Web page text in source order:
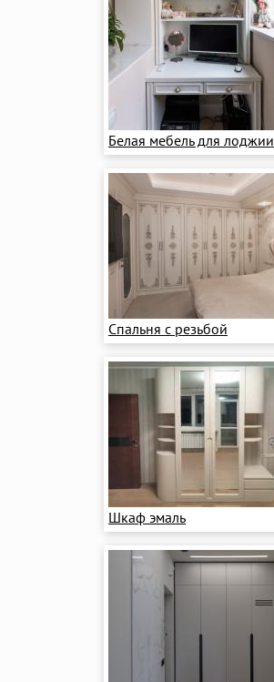
Белая мебель для лоджии
Спальня с резьбой
Шкаф эмаль